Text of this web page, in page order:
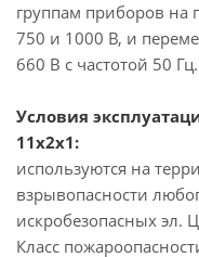
группам приборов на
750 и 1000 В, и
660 В с частотой 50 Гц.
Условия
11х2х1:
используются на
взрывопасности
искробезопасных эл.
Класс